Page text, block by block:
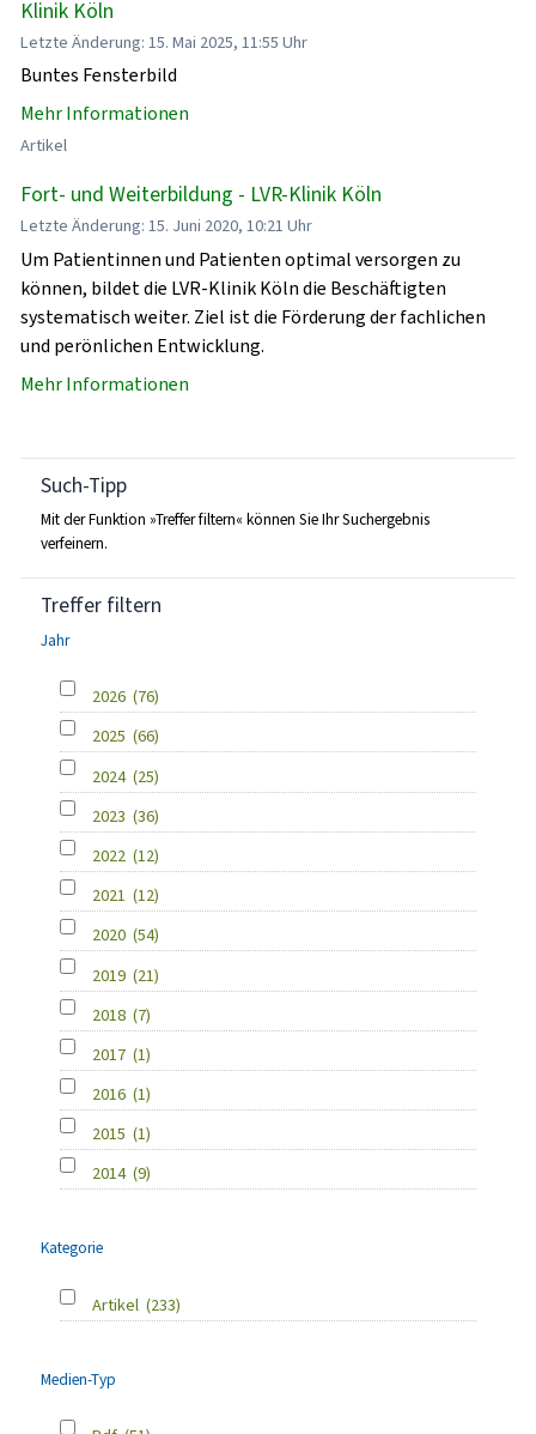
Klinik Köln
Letzte Änderung: 15. Mai 2025, 11:55 Uhr
Buntes Fensterbild
Mehr Informationen
Artikel
Fort- und Weiterbildung - LVR-Klinik Köln
Letzte Änderung: 15. Juni 2020, 10:21 Uhr
Um Patientinnen und Patienten optimal versorgen zu
können, bildet die LVR-Klinik Köln die Beschäftigten
systematisch weiter. Ziel ist die Förderung der fachlichen
und perönlichen Entwicklung.
Mehr Informationen
Such-Tipp
Mit der Funktion »Treffer filtern« können Sie Ihr Suchergebnis
verfeinern.
Treffer filtern
Jahr
2026 (76)
2025 (66)
2024 (25)
2023 (36)
2022 (12)
2021 (12)
2020 (54)
2019 (21)
2018 (7)
2017 (1)
2016 (1)
2015 (1)
2014 (9)
Kategorie
Artikel (233)
Medien-Typ